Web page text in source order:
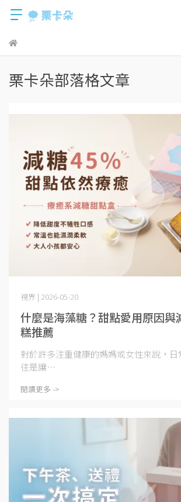
栗卡朵部落格文章
什麼是海藻糖？甜點愛用原因與
糕推薦
視界 | 2026-05-20
對於許多注重健康的媽媽或女性來說，
往是讓⋯
閱讀更多 ->